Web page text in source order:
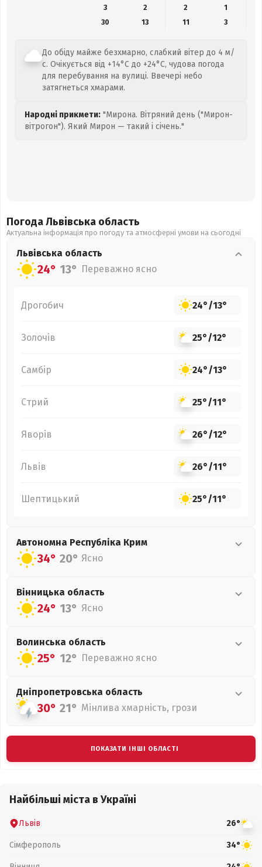
3
2 2
1
30
13 11 3
До обіду майже безхмарно, слабкий вітер до 4 м/
с. Очікується від +14°C до +24°C, чудова погода
для перебування на вулиці. Ввечері небо
затягнеться хмарами.
Народні прикмети: "Мирона. Вітряний день ("Мирон-
вітрогон"). Який Мирон — такий і січень."
Погода Львівська область
Актуальна інформація про погоду та атмосферні умови на сьогодні
Львівська область
24° 13° Переважно ясно
Дрогобич 24°/13°
Золочів 25°/12°
Самбір 24°/13°
Стрий 25°/11°
Яворів 26°/12°
Львів 26°/11°
Шептицький 25°/11°
Автономна Республіка Крим
34° 20° Ясно
Вінницька область
24° 13° Ясно
Волинська область
25° 12° Переважно ясно
Дніпропетровська область
30° 21° Мінлива хмарність, грози
ПОКАЗАТИ ІНШІ ОБЛАСТІ
Найбільші міста в Україні
Львів 26°
Сімферополь 34°